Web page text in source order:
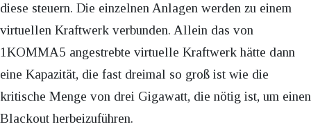
diese steuern. Die einzelnen Anlagen werden zu einem
virtuellen Kraftwerk verbunden. Allein das von
1KOMMA5 angestrebte virtuelle Kraftwerk hätte dann
eine Kapazität, die fast dreimal so groß ist wie die
kritische Menge von drei Gigawatt, die nötig ist, um einen
Blackout herbeizuführen.